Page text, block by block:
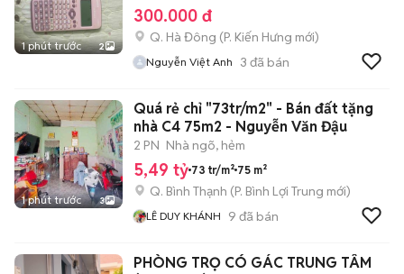
1 phút trước 2
300.000 đ
Q. Hà Đông (P. Kiến Hưng mới)
Nguyễn Việt Anh 3 đã bán
1 phút trước 3
Quá rẻ chỉ "73tr/m2" - Bán đất tặng
nhà C4 75m2 - Nguyễn Văn Đậu
2 PN Nhà ngõ, hẻm
5,49 tỷ 73 tr/m² 75 m²
Q. Bình Thạnh (P. Bình Lợi Trung mới)
LÊ DUY KHÁNH 9 đã bán
PHÒNG TRỌ CÓ GÁC TRUNG TÂM